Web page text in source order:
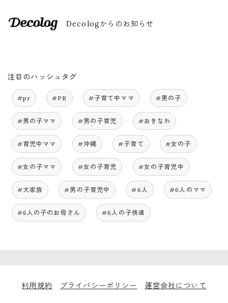
Decologからのお知らせ
注目のハッシュタグ
#pr #PR #子育て中ママ #男の子
#男の子ママ #男の子育児 #おきなわ
#育児中ママ #沖縄 #子育て #女の子
#女の子ママ #女の子育児 #女の子育児中
#大家族 #男の子育児中 #6人 #6人のママ
#6人の子のお母さん #6人の子供達
利用規約 プライバシーポリシー 運営会社について